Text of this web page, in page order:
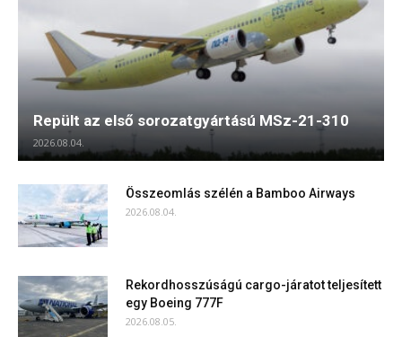
Repült az első sorozatgyártású MSz-21-310
2026.08.04.
Összeomlás szélén a Bamboo Airways
2026.08.04.
Rekordhosszúságú cargo-járatot teljesített
egy Boeing 777F
2026.08.05.